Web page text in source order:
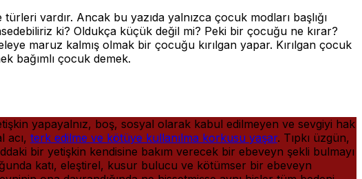
vardır. Ancak bu yazıda yalnızca çocuk modları başlığı
ki? Oldukça küçük değil mi? Peki bir çocuğu ne kırar?
maruz kalmış olmak bir çocuğu kırılgan yapar. Kırılgan çocuk
bağımlı çocuk demek.
yapayalnız, boş, sosyal olarak kabul edilmeyen ve sevgiyi hak
acı, terk edilme ve kötüye kullanılma korkusu yaşar. Tıpkı üzgün,
bir yetişkin kendisine bakım verecek bir ebeveyn şekli bulmayı
katı, eleştirel, kusur bulucu ve kötümser bir ebeveyn